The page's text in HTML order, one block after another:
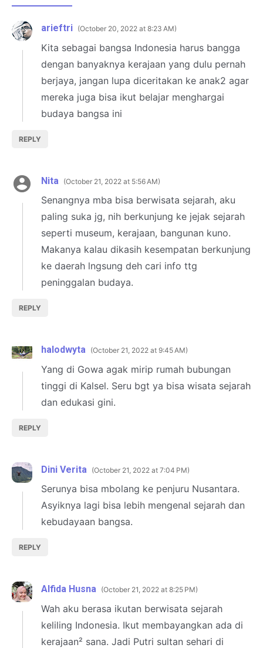
arieftri October 20, 2022 at 8:23 AM
Kita sebagai bangsa Indonesia harus bangga
dengan banyaknya kerajaan yang dulu pernah
berjaya, jangan lupa diceritakan ke anak2 agar
mereka juga bisa ikut belajar menghargai
budaya bangsa ini
REPLY
Nita October 21, 2022 at 5:56 AM
Senangnya mba bisa berwisata sejarah, aku
paling suka jg, nih berkunjung ke jejak sejarah
seperti museum, kerajaan, bangunan kuno.
Makanya kalau dikasih kesempatan berkunjung
ke daerah lngsung deh cari info ttg
peninggalan budaya.
REPLY
halodwyta October 21, 2022 at 9:45 AM
Yang di Gowa agak mirip rumah bubungan
tinggi di Kalsel. Seru bgt ya bisa wisata sejarah
dan edukasi gini.
REPLY
Dini Verita October 21, 2022 at 7:04 PM
Serunya bisa mbolang ke penjuru Nusantara.
Asyiknya lagi bisa lebih mengenal sejarah dan
kebudayaan bangsa.
REPLY
Alfida Husna October 21, 2022 at 8:25 PM
Wah aku berasa ikutan berwisata sejarah
keliling Indonesia. Ikut membayangkan ada di
kerajaan² sana. Jadi Putri sultan sehari di